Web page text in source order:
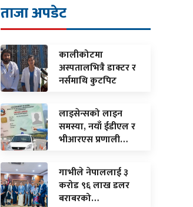
ताजा अपडेट
कालीकोटमा
अस्पतालभित्रै डाक्टर र
नर्समाथि कुटपिट
लाइसेन्सको लाइन
समस्या, नयाँ ईडीएल र
भीआरएस प्रणाली…
गाभीले नेपाललाई ३
करोड ९६ लाख डलर
बराबरको…